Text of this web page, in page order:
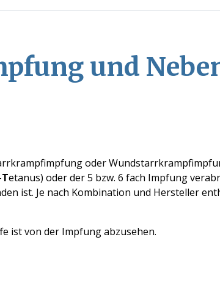
und
oder
Tetanus) oder der 5 bzw. 6 fach Impfung
ist. Je nach Kombination und Hersteller
ist von der Impfung abzusehen.